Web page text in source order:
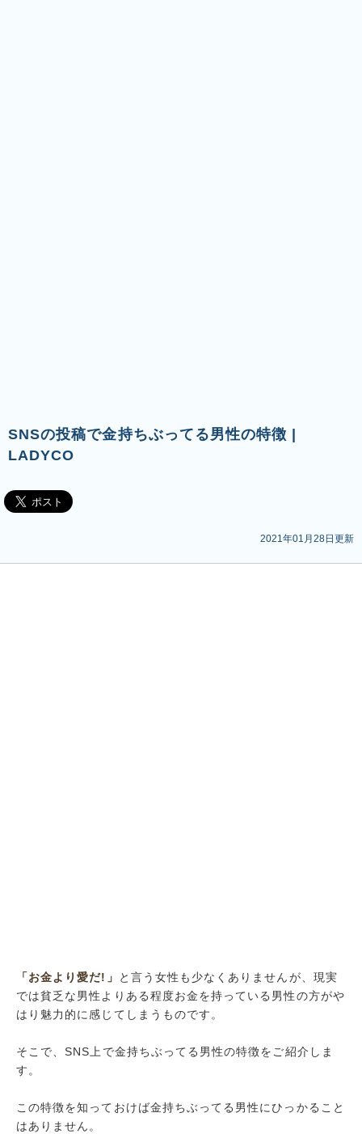
SNSの投稿で金持ちぶってる男性の特徴 |
LADYCO
2021年01月28日更新
「お金より愛だ!」
と言う女性も少なくありませんが、現実
では貧乏な男性よりある程度お金を持っている男性の方がや
はり魅力的に感じてしまうものです。
そこで、SNS上で金持ちぶってる男性の特徴をご紹介しま
す。
この特徴を知っておけば金持ちぶってる男性にひっかること
はありません。